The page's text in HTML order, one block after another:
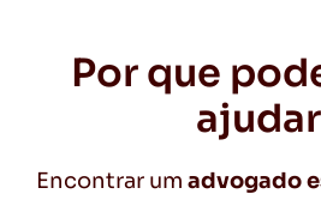
Por que
Encontrar um advogado